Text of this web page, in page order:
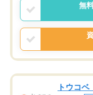
無
トウコ